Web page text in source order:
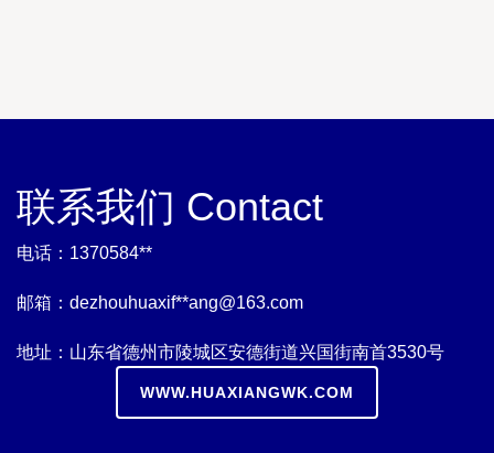
联系我们 Contact
电话：1370584**
邮箱：dezhouhuaxif**ang@163.com
地址：山东省德州市陵城区安德街道兴国街南首3530号
WWW.HUAXIANGWK.COM